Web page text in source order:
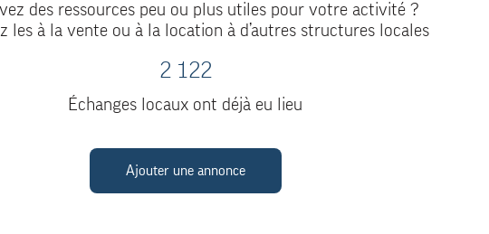
des ressources peu ou plus utiles pour votre activité ?
les à la vente ou à la location à d’autres structures locales
2 122
Échanges locaux ont déjà eu lieu
Ajouter une annonce